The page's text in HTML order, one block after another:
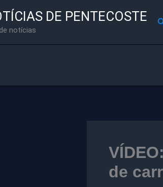
DE PENTECOSTE
notícias
de